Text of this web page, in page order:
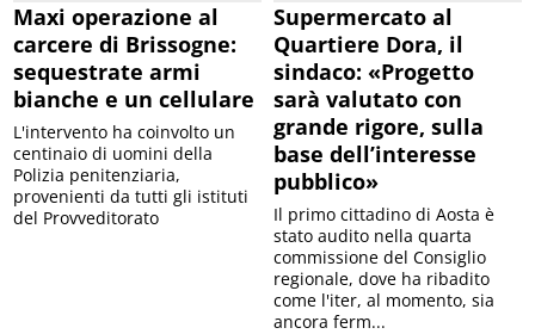
Maxi operazione al
carcere di Brissogne:
sequestrate armi
bianche e un cellulare
L'intervento ha coinvolto un
centinaio di uomini della
Polizia penitenziaria,
provenienti da tutti gli istituti
del Provveditorato
Supermercato al
Quartiere Dora, il
sindaco: «Progetto
sarà valutato con
grande rigore, sulla
base dell’interesse
pubblico»
Il primo cittadino di Aosta è
stato audito nella quarta
commissione del Consiglio
regionale, dove ha ribadito
come l'iter, al momento, sia
ancora ferm...